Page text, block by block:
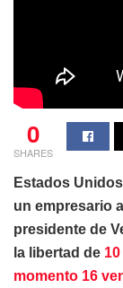
0
SHARES
Estados
un empresario
presidente de
la libertad de
momento 16